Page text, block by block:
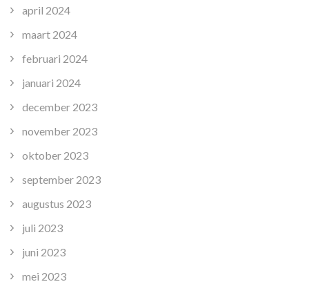
april 2024
maart 2024
februari 2024
januari 2024
december 2023
november 2023
oktober 2023
september 2023
augustus 2023
juli 2023
juni 2023
mei 2023